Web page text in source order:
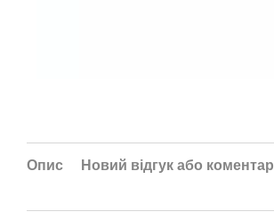
Опис Новий відгук або коментар